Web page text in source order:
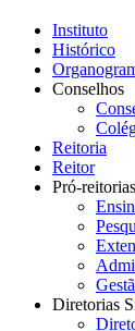
Instituto
Histórico
Conselhos
Reitoria
Reitor
Pró-reitorias
Diretorias